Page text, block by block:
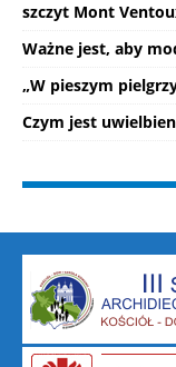
szczyt Mont
Ważne jest, aby
„W pieszym
Czym jest